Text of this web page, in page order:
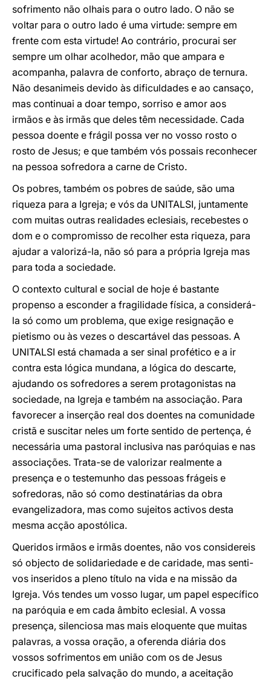
sofrimento não olhais para o outro lado. O não se
voltar para o outro lado é uma virtude: sempre em
frente com esta virtude! Ao contrário, procurai ser
sempre um olhar acolhedor, mão que ampara e
acompanha, palavra de conforto, abraço de ternura.
Não desanimeis devido às dificuldades e ao cansaço,
mas continuai a doar tempo, sorriso e amor aos
irmãos e às irmãs que deles têm necessidade. Cada
pessoa doente e frágil possa ver no vosso rosto o
rosto de Jesus; e que também vós possais reconhecer
na pessoa sofredora a carne de Cristo.
Os pobres, também os pobres de saúde, são uma
riqueza para a Igreja; e vós da UNITALSI, juntamente
com muitas outras realidades eclesiais, recebestes o
dom e o compromisso de recolher esta riqueza, para
ajudar a valorizá-la, não só para a própria Igreja mas
para toda a sociedade.
O contexto cultural e social de hoje é bastante
propenso a esconder a fragilidade física, a considerá-
la só como um problema, que exige resignação e
pietismo ou às vezes o descartável das pessoas. A
UNITALSI está chamada a ser sinal profético e a ir
contra esta lógica mundana, a lógica do descarte,
ajudando os sofredores a serem protagonistas na
sociedade, na Igreja e também na associação. Para
favorecer a inserção real dos doentes na comunidade
cristã e suscitar neles um forte sentido de pertença, é
necessária uma pastoral inclusiva nas paróquias e nas
associações. Trata-se de valorizar realmente a
presença e o testemunho das pessoas frágeis e
sofredoras, não só como destinatárias da obra
evangelizadora, mas como sujeitos activos desta
mesma acção apostólica.
Queridos irmãos e irmãs doentes, não vos considereis
só objecto de solidariedade e de caridade, mas senti-
vos inseridos a pleno título na vida e na missão da
Igreja. Vós tendes um vosso lugar, um papel específico
na paróquia e em cada âmbito eclesial. A vossa
presença, silenciosa mas mais eloquente que muitas
palavras, a vossa oração, a oferenda diária dos
vossos sofrimentos em união com os de Jesus
crucificado pela salvação do mundo, a aceitação